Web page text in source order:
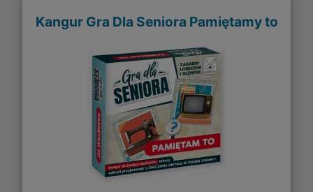
Kangur Gra Dla Seniora Pamiętamy to